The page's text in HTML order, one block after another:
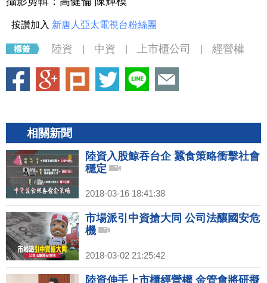
按讚加入 新唐人亞太電視台粉絲團
陸資 中資 上市櫃公司 經營權
相關新聞
陸資入股鯨吞台企 蠶食策略衝擊社會
穩定
2018-03-16 18:41:38
市場派引中資搶大同 公司法釀國安危
機
2018-03-02 21:25:42
陸資伸手上市櫃經營權 金管會將研擬